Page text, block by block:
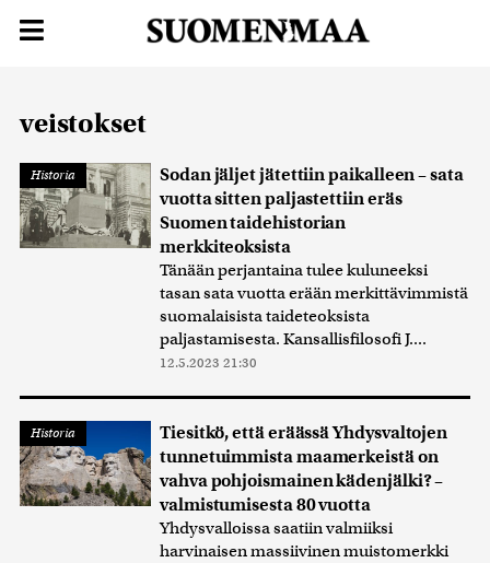
veistokset
Historia
Sodan jäljet jätettiin paikalleen – sata
vuotta sitten paljastettiin eräs
Suomen taidehistorian
merkkiteoksista
Tänään perjantaina tulee kuluneeksi
tasan sata vuotta erään merkittävimmistä
suomalaisista taideteoksista
paljastamisesta. Kansallisfilosofi J....
12.5.2023 21:30
Historia
Tiesitkö, että eräässä Yhdysvaltojen
tunnetuimmista maamerkeistä on
vahva pohjoismainen kädenjälki? –
valmistumisesta 80 vuotta
Yhdysvalloissa saatiin valmiiksi
harvinaisen massiivinen muistomerkki